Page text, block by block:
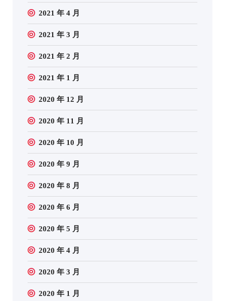
2021 年 4 月
2021 年 3 月
2021 年 2 月
2021 年 1 月
2020 年 12 月
2020 年 11 月
2020 年 10 月
2020 年 9 月
2020 年 8 月
2020 年 6 月
2020 年 5 月
2020 年 4 月
2020 年 3 月
2020 年 1 月